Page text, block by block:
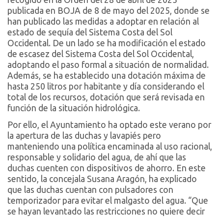
publicada en BOJA de 8 de mayo del 2025, donde se
han publicado las medidas a adoptar en relación al
estado de sequía del Sistema Costa del Sol
Occidental. De un lado se ha modificación el estado
de escasez del Sistema Costa del Sol Occidental,
adoptando el paso formal a situación de normalidad.
Además, se ha establecido una dotación máxima de
hasta 250 litros por habitante y día considerando el
total de los recursos, dotación que será revisada en
función de la situación hidrológica.
Por ello, el Ayuntamiento ha optado este verano por
la apertura de las duchas y lavapiés pero
manteniendo una política encaminada al uso racional,
responsable y solidario del agua, de ahí que las
duchas cuenten con dispositivos de ahorro. En este
sentido, la concejala Susana Aragón, ha explicado
que las duchas cuentan con pulsadores con
temporizador para evitar el malgasto del agua. “Que
se hayan levantado las restricciones no quiere decir